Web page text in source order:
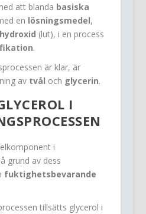
att blanda basiska
en lösningsmedel,
(lut), i en process
.
är klar, är
av tvål och glycerin.
I
i
grund av dess
fuktighetsbevarande
tillsätts glycerol i